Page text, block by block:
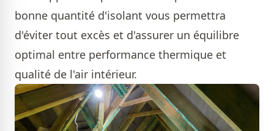
bonne quantité d'isolant vous permettra
d'éviter tout excès et d'assurer un équilibre
optimal entre performance thermique et
qualité de l'air intérieur.